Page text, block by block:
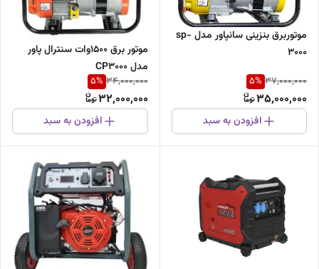
موتوربرق بنزینی سانپاور مدل sp-
3000
37,000,000
5%
35,000,000
افزودن به سبد
موتور برق 1500وات سنترال پاور
مدل CP3000
34,000,000
5%
32,000,000
افزودن به سبد